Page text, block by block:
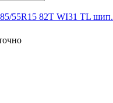
55R15 82T WI31 TL шип.